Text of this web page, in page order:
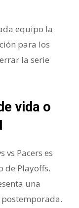
equipo la
para los
la serie
vida o
vs Pacers es
de Playoffs.
una